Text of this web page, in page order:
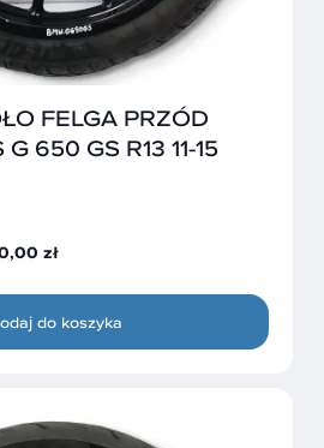
FELGA PRZÓD
650 GS R13 11-15
zł
do koszyka